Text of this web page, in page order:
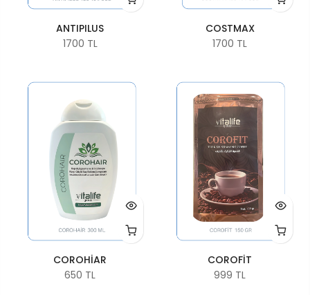
ANTIPILUS
1700 TL
COSTMAX
1700 TL
COROHİAR
650 TL
COROFİT
999 TL